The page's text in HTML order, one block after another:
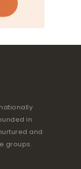
in
and
groups.